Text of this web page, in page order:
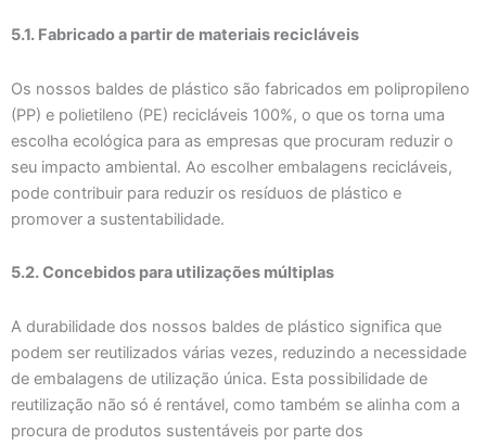
5.1. Fabricado a partir de materiais recicláveis
Os nossos baldes de plástico são fabricados em polipropileno
(PP) e polietileno (PE) recicláveis 100%, o que os torna uma
escolha ecológica para as empresas que procuram reduzir o
seu impacto ambiental. Ao escolher embalagens recicláveis,
pode contribuir para reduzir os resíduos de plástico e
promover a sustentabilidade.
5.2. Concebidos para utilizações múltiplas
A durabilidade dos nossos baldes de plástico significa que
podem ser reutilizados várias vezes, reduzindo a necessidade
de embalagens de utilização única. Esta possibilidade de
reutilização não só é rentável, como também se alinha com a
procura de produtos sustentáveis por parte dos